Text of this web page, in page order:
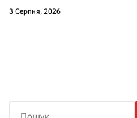
3 Серпня, 2026